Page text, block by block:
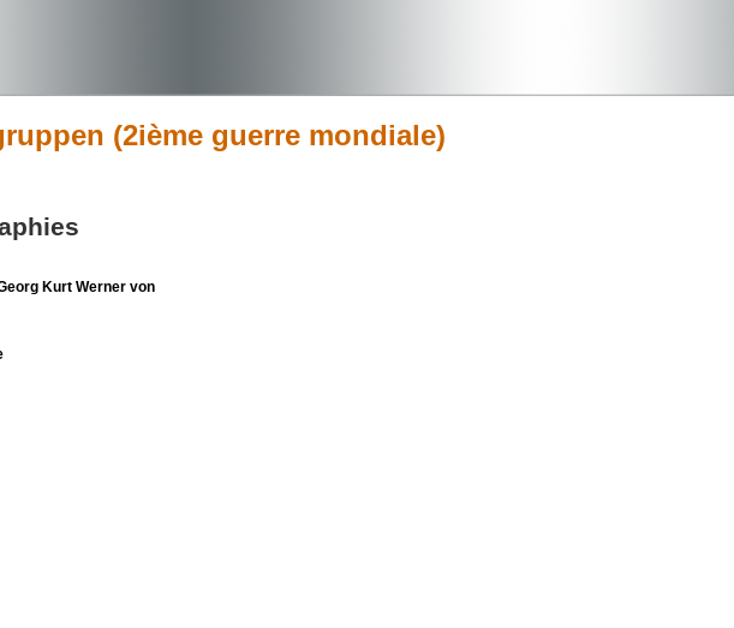
(2ième guerre mondiale)
Kurt Werner von